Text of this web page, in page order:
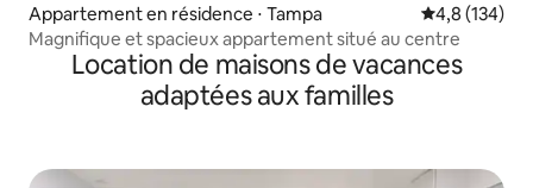
Appartement en résidence ⋅ Tampa Évaluation
4,8 (134)
Magnifique et spacieux appartement situé au centre
Location de maisons de vacances
adaptées aux familles